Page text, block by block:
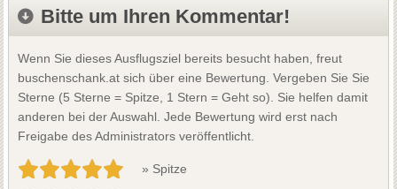
Bitte um Ihren Kommentar!
Wenn Sie dieses Ausflugsziel bereits besucht haben, freut
buschenschank.at sich über eine Bewertung. Vergeben Sie Sie
Sterne (5 Sterne = Spitze, 1 Stern = Geht so). Sie helfen damit
anderen bei der Auswahl. Jede Bewertung wird erst nach
Freigabe des Administrators veröffentlicht.
» Spitze